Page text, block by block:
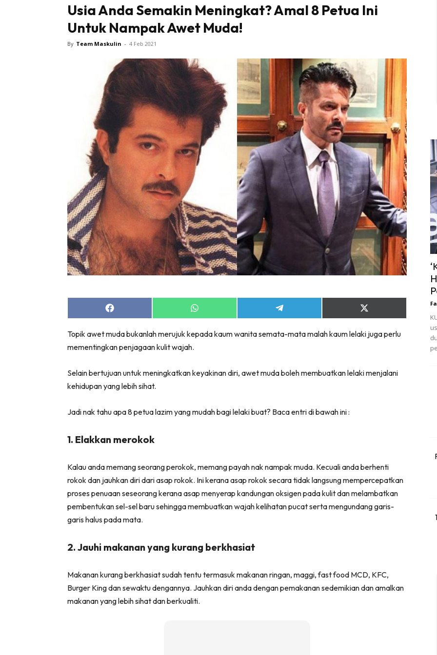
Usia Anda Semakin Meningkat? Amal 8 Petua Ini
Untuk Nampak Awet Muda!
By Team Maskulin - 4 Feb 2021
Share
on
Share
on
Share
on
Share
on
(Twitter)
Topik awet muda bukanlah merujuk kepada kaum wanita semata-mata malah kaum lelaki juga perlu
mementingkan penjagaan kulit wajah.
Selain bertujuan untuk meningkatkan keyakinan diri, awet muda boleh membuatkan lelaki menjalani
kehidupan yang lebih sihat.
Jadi nak tahu apa 8 petua lazim yang mudah bagi lelaki buat? Baca entri di bawah ini :
1. Elakkan merokok
Kalau anda memang seorang perokok, memang payah nak nampak muda. Kecuali anda berhenti
rokok dan jauhkan diri dari asap rokok. Ini kerana asap rokok secara tidak langsung mempercepatkan
proses penuaan seseorang kerana asap menyerap kandungan oksigen pada kulit dan melambatkan
pembentukan sel-sel baru sehingga membuatkan wajah kelihatan pucat serta mengundang garis-
garis halus pada mata.
2. Jauhi makanan yang kurang berkhasiat
Makanan kurang berkhasiat sudah tentu termasuk makanan ringan, maggi, fast food MCD, KFC,
Burger King dan sewaktu dengannya. Jauhkan diri anda dengan pemakanan sedemikian dan amalkan
makanan yang lebih sihat dan berkualiti.